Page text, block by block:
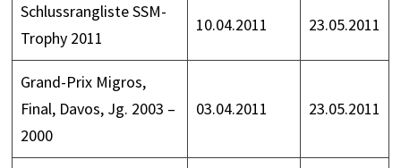
Schlussrangliste SSM-
Trophy 2011
10.04.2011 23.05.2011
Grand-Prix Migros,
Final, Davos, Jg. 2003 –
2000
03.04.2011 23.05.2011